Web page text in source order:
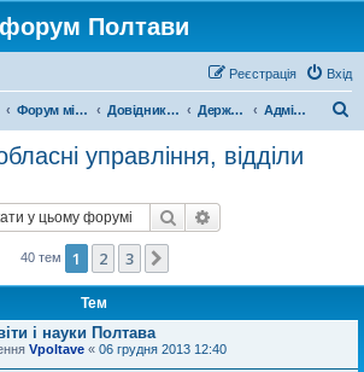
форум Полтави
Вхід
Реєстрація
Форум міста Полтава Довідник Полтави Державні установи Адміністрація: обласні управління, відділи ОДА
управління, відділи
Пошук
40 тем 1 2 3
Тем
і науки Полтава
Vpoltave « 06 грудня 2013 12:40